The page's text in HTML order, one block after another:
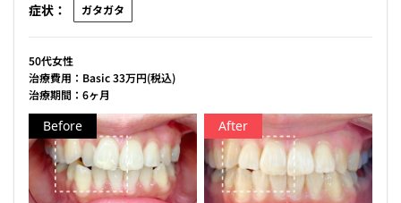
症状： ガタガタ
50代女性
治療費用：Basic 33万円(税込)
治療期間：6ヶ月
Before After